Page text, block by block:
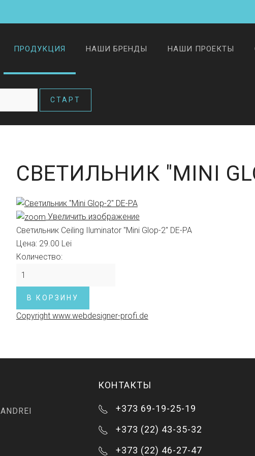
ПРОДУКЦИЯ НАШИ БРЕНДЫ НАШИ ПРОЕКТЫ
СВЕТИЛЬНИК "MINI
Увеличить изображение
Светильник Ceiling Iluminator "Mini Glop-2" DE-PA
Цена: 29.00 Lei
Количество:
Copyright www.webdesigner-profi.de
ANDREI
КОНТАКТЫ
+373 69-19-25-19
+373 (22) 43-35-32
+373 (22) 46-27-47